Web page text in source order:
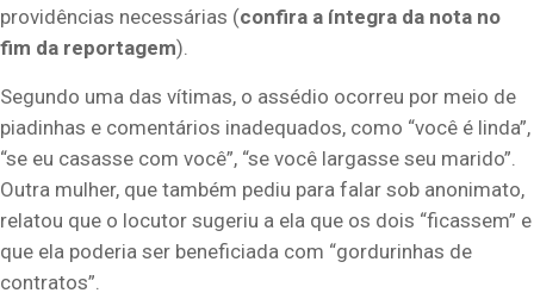
providências necessárias (confira a íntegra da nota no
fim da reportagem).
Segundo uma das vítimas, o assédio ocorreu por meio de
piadinhas e comentários inadequados, como “você é linda”,
“se eu casasse com você”, “se você largasse seu marido”.
Outra mulher, que também pediu para falar sob anonimato,
relatou que o locutor sugeriu a ela que os dois “ficassem” e
que ela poderia ser beneficiada com “gordurinhas de
contratos”.